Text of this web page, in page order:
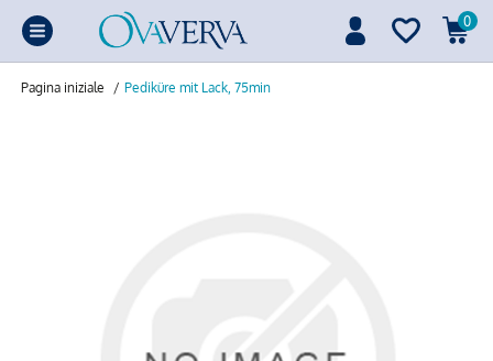
0
Pagina iniziale / Pediküre mit Lack, 75min